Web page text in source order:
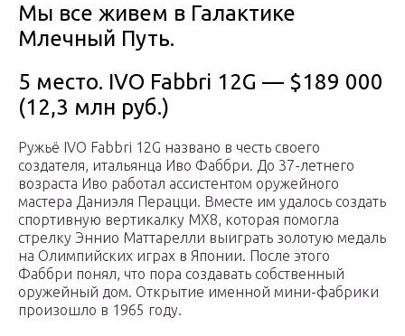
Мы все живем в Галактике
Млечный Путь.
5 место. ІVO Fabbri 12G — $189 000
(12,3 млн руб.)
Ружьё ІVO Fabbri 12G названо в честь своего
создателя, итальянца Иво Фаббри. До 37-летнего
возраста Иво работал ассистентом оружейного
мастера Даниэля Перацци. Вместе им удалось создать
спортивную вертикалку MX8, которая помогла
стрелку Эннио Маттарелли выиграть золотую медаль
на Олимпийских играх в Японии. После этого
Фаббри понял, что пора создавать собственный
оружейный дом. Открытие именной мини-фабрики
произошло в 1965 году.